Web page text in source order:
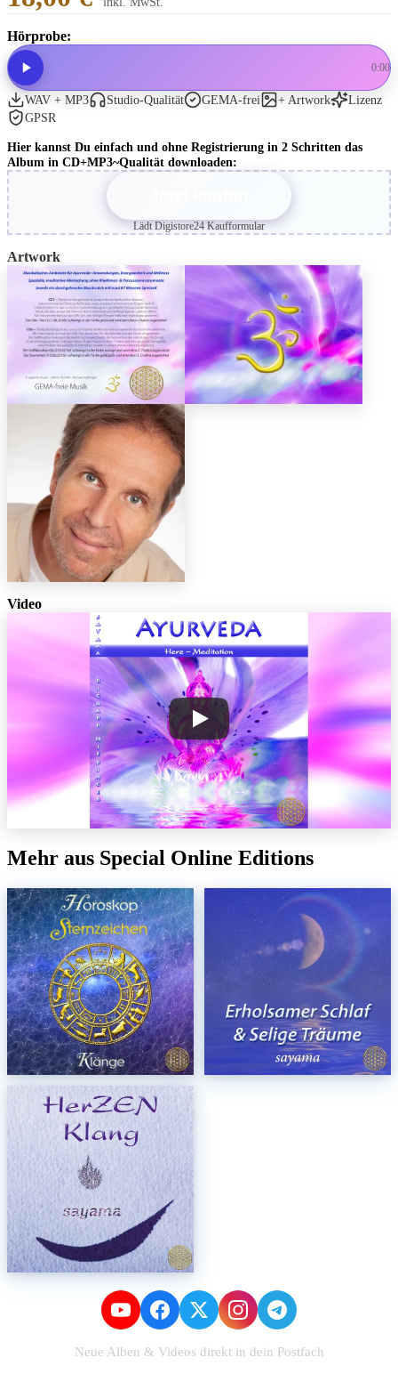
Hörprobe:
0:00
WAV + MP3 Studio-Qualität GEMA-frei + Artwork
Lizenz
GPSR
Hier kannst Du einfach und ohne Registrierung in 2 Schritten das
Album in CD+MP3~Qualität downloaden:
Lädt Digistore24 Kaufformular
Artwork
Video
Mehr aus Special Online Editions
Neue Alben & Videos direkt in dein Postfach